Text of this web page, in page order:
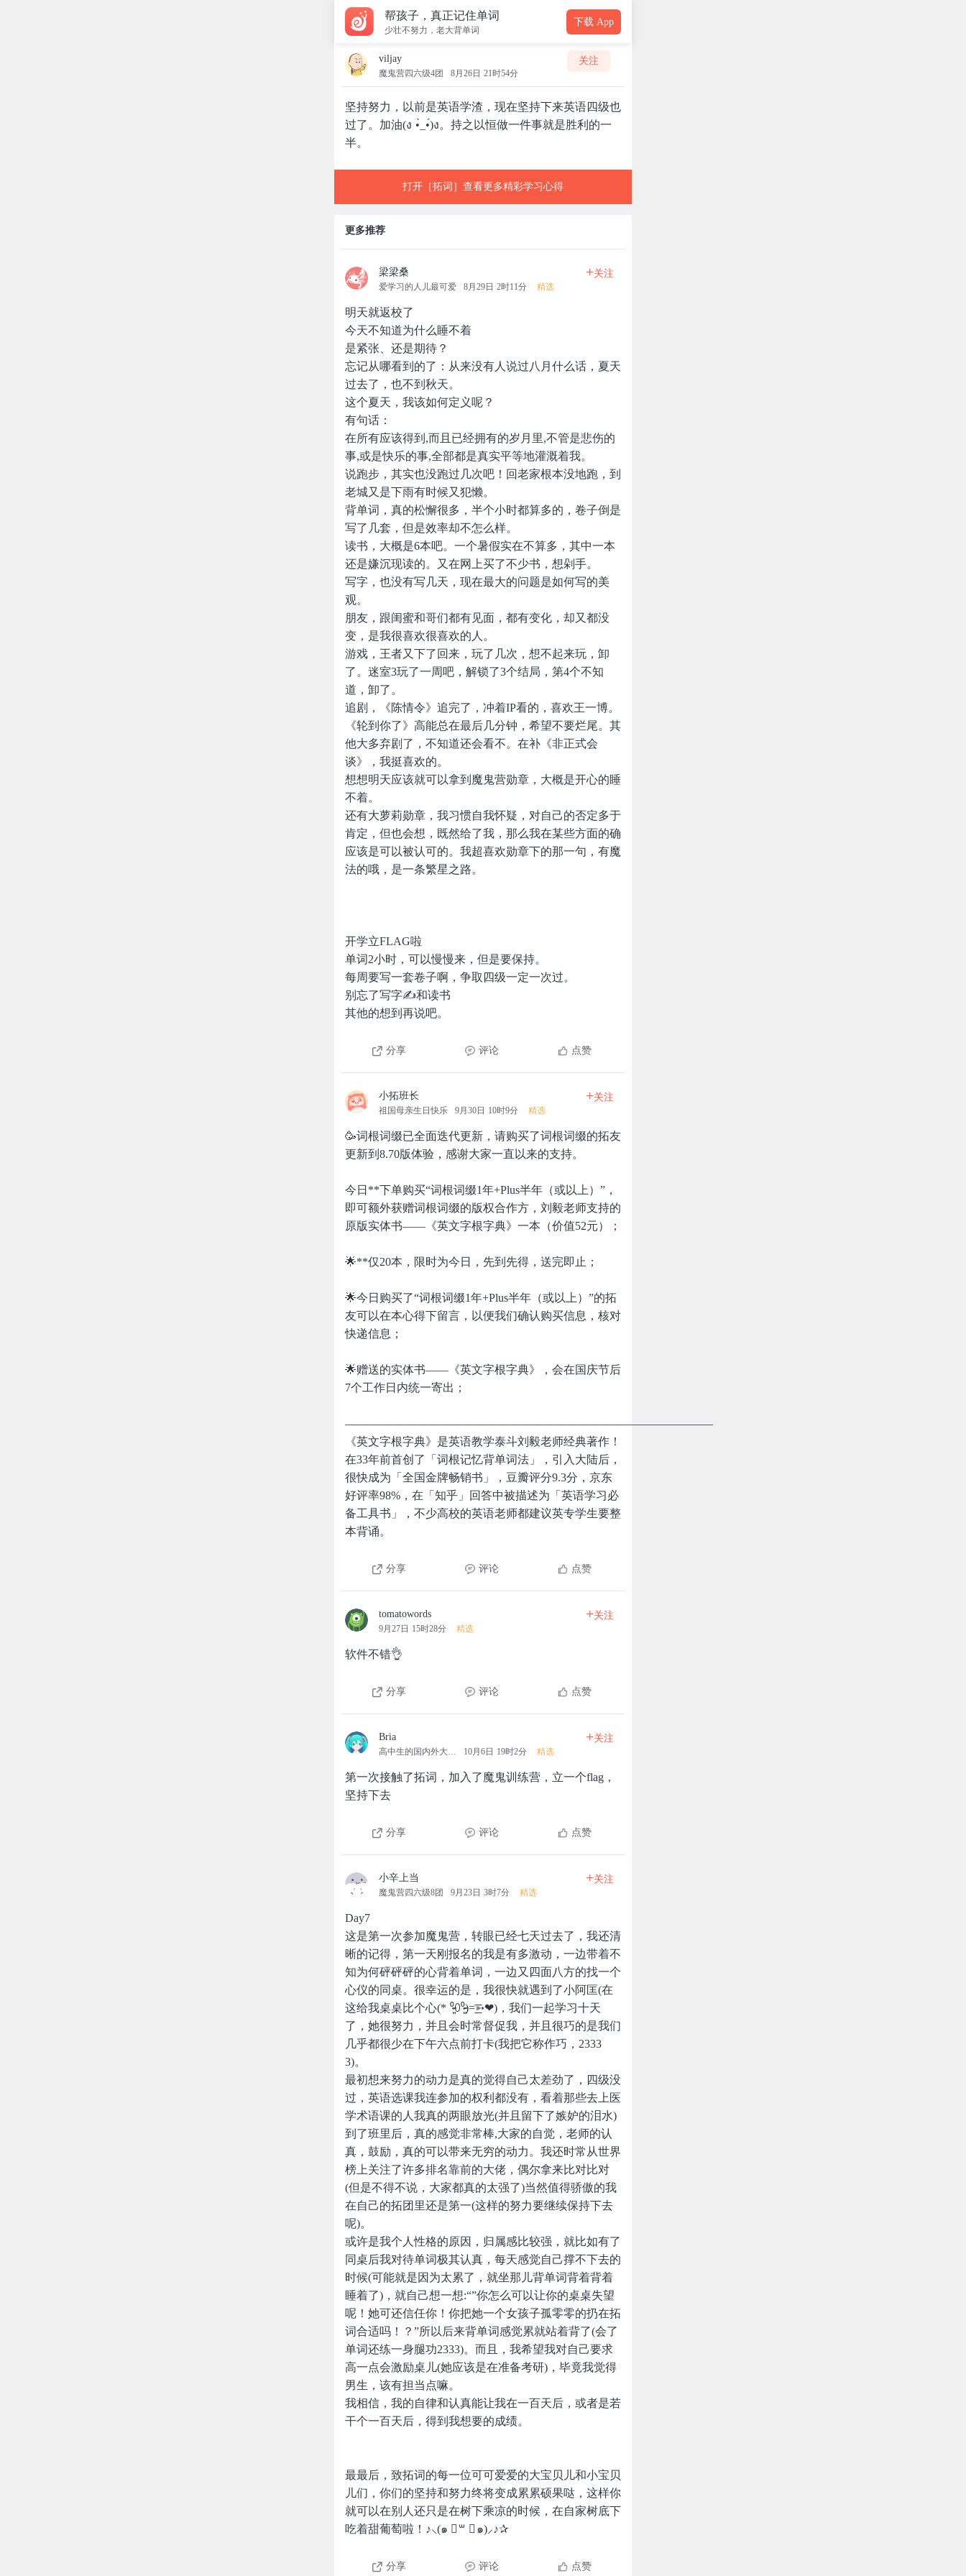
帮孩子，真正记住单词
少壮不努力，老大背单词
下载 App
viljay
魔鬼营四六级4团 8月26日 21时54分
关注
坚持努力，以前是英语学渣，现在坚持下来英语四级也
过了。加油(ง •̀_•́)ง。持之以恒做一件事就是胜利的一
半。
打开［拓词］查看更多精彩学习心得
更多推荐
梁梁桑
爱学习的人儿最可爱 8月29日 2时11分 精选
+关注
明天就返校了
今天不知道为什么睡不着
是紧张、还是期待？
忘记从哪看到的了：从来没有人说过八月什么话，夏天
过去了，也不到秋天。
这个夏天，我该如何定义呢？
有句话：
在所有应该得到,而且已经拥有的岁月里,不管是悲伤的
事,或是快乐的事,全部都是真实平等地灌溉着我。
说跑步，其实也没跑过几次吧！回老家根本没地跑，到
老城又是下雨有时候又犯懒。
背单词，真的松懈很多，半个小时都算多的，卷子倒是
写了几套，但是效率却不怎么样。
读书，大概是6本吧。一个暑假实在不算多，其中一本
还是嫌沉现读的。又在网上买了不少书，想剁手。
写字，也没有写几天，现在最大的问题是如何写的美
观。
朋友，跟闺蜜和哥们都有见面，都有变化，却又都没
变，是我很喜欢很喜欢的人。
游戏，王者又下了回来，玩了几次，想不起来玩，卸
了。迷室3玩了一周吧，解锁了3个结局，第4个不知
道，卸了。
追剧，《陈情令》追完了，冲着IP看的，喜欢王一博。
《轮到你了》高能总在最后几分钟，希望不要烂尾。其
他大多弃剧了，不知道还会看不。在补《非正式会
谈》，我挺喜欢的。
想想明天应该就可以拿到魔鬼营勋章，大概是开心的睡
不着。
还有大萝莉勋章，我习惯自我怀疑，对自己的否定多于
肯定，但也会想，既然给了我，那么我在某些方面的确
应该是可以被认可的。我超喜欢勋章下的那一句，有魔
法的哦，是一条繁星之路。
开学立FLAG啦
单词2小时，可以慢慢来，但是要保持。
每周要写一套卷子啊，争取四级一定一次过。
别忘了写字✍和读书
其他的想到再说吧。
分享 评论 点赞
小拓班长
祖国母亲生日快乐 9月30日 10时9分 精选
+关注
🥳词根词缀已全面迭代更新，请购买了词根词缀的拓友
更新到8.70版体验，感谢大家一直以来的支持。
今日**下单购买“词根词缀1年+Plus半年（或以上）”，
即可额外获赠词根词缀的版权合作方，刘毅老师支持的
原版实体书——《英文字根字典》一本（价值52元）；
🌟**仅20本，限时为今日，先到先得，送完即止；
🌟今日购买了“词根词缀1年+Plus半年（或以上）”的拓
友可以在本心得下留言，以便我们确认购买信息，核对
快递信息；
🌟赠送的实体书——《英文字根字典》，会在国庆节后
7个工作日内统一寄出；
————————————————————————————————
《英文字根字典》是英语教学泰斗刘毅老师经典著作！
在33年前首创了「词根记忆背单词法」，引入大陆后，
很快成为「全国金牌畅销书」，豆瓣评分9.3分，京东
好评率98%，在「知乎」回答中被描述为「英语学习必
备工具书」，不少高校的英语老师都建议英专学生要整
本背诵。
分享 评论 点赞
tomatowords
9月27日 15时28分 精选
+关注
软件不错👌
分享 评论 点赞
Bria
高中生的国内外大学梦 10月6日 19时2分 精选
+关注
第一次接触了拓词，加入了魔鬼训练营，立一个flag，
坚持下去
分享 评论 点赞
小辛上当
魔鬼营四六级8团 9月23日 3时7分 精选
+关注
Day7
这是第一次参加魔鬼营，转眼已经七天过去了，我还清
晰的记得，第一天刚报名的我是有多激动，一边带着不
知为何砰砰砰的心背着单词，一边又四面八方的找一个
心仪的同桌。很幸运的是，我很快就遇到了小阿匡(在
这给我桌桌比个心(* ⁰̷̴͈꒨⁰̷̴͈)=͟͟͞͞➳❤)，我们一起学习十天
了，她很努力，并且会时常督促我，并且很巧的是我们
几乎都很少在下午六点前打卡(我把它称作巧，2333
3)。
最初想来努力的动力是真的觉得自己太差劲了，四级没
过，英语选课我连参加的权利都没有，看着那些去上医
学术语课的人我真的两眼放光(并且留下了嫉妒的泪水)
到了班里后，真的感觉非常棒,大家的自觉，老师的认
真，鼓励，真的可以带来无穷的动力。我还时常从世界
榜上关注了许多排名靠前的大佬，偶尔拿来比对比对
(但是不得不说，大家都真的太强了)当然值得骄傲的我
在自己的拓团里还是第一(这样的努力要继续保持下去
呢)。
或许是我个人性格的原因，归属感比较强，就比如有了
同桌后我对待单词极其认真，每天感觉自己撑不下去的
时候(可能就是因为太累了，就坐那儿背单词背着背着
睡着了)，就自己想一想:“”你怎么可以让你的桌桌失望
呢！她可还信任你！你把她一个女孩子孤零零的扔在拓
词合适吗！？”所以后来背单词感觉累就站着背了(会了
单词还练一身腿功2333)。而且，我希望我对自己要求
高一点会激励桌儿(她应该是在准备考研)，毕竟我觉得
男生，该有担当点嘛。
我相信，我的自律和认真能让我在一百天后，或者是若
干个一百天后，得到我想要的成绩。
最最后，致拓词的每一位可可爱爱的大宝贝儿和小宝贝
儿们，你们的坚持和努力终将变成累累硕果哒，这样你
就可以在别人还只是在树下乘凉的时候，在自家树底下
吃着甜葡萄啦！♪⸜(๑ ॑꒳ ॑๑)⸝♪✰
分享 评论 点赞